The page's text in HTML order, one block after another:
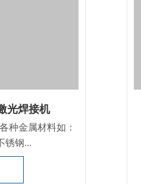
光焊接机
种金属材料如：
锈钢...